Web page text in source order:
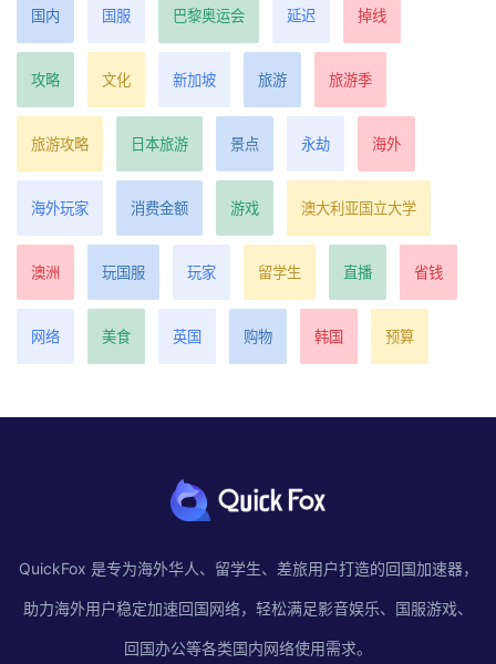
国内 国服 巴黎奥运会 延迟 掉线
攻略 文化 新加坡 旅游 旅游季
旅游攻略 日本旅游 景点 永劫 海外
海外玩家 消费金额 游戏 澳大利亚国立大学
澳洲 玩国服 玩家 留学生 直播 省钱
网络 美食 英国 购物 韩国 预算
QuickFox 是专为海外华人、留学生、差旅用户打造的回国加速器，
助力海外用户稳定加速回国网络，轻松满足影音娱乐、国服游戏、
回国办公等各类国内网络使用需求。